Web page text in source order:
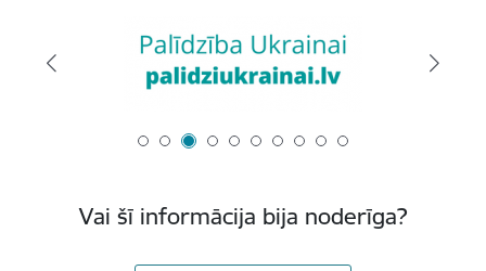
Vai šī informācija bija noderīga?